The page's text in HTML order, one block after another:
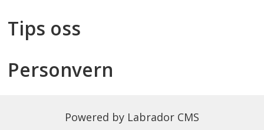
Tips oss
Personvern
Powered by Labrador CMS